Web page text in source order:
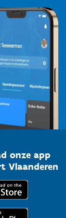
onze app
Vlaanderen